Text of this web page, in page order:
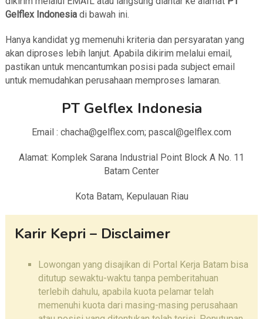
Gelflex Indonesia di bawah ini.
Hanya kandidat yg memenuhi kriteria dan persyaratan yang
akan diproses lebih lanjut. Apabila dikirim melalui email,
pastikan untuk mencantumkan posisi pada subject email
untuk memudahkan perusahaan memproses lamaran.
PT Gelflex Indonesia
Email : chacha@gelflex.com; pascal@gelflex.com
Alamat: Komplek Sarana Industrial Point Block A No. 11
Batam Center
Kota Batam, Kepulauan Riau
Karir Kepri – Disclaimer
Lowongan yang disajikan di Portal Kerja Batam bisa
ditutup sewaktu-waktu tanpa pemberitahuan
terlebih dahulu, apabila kuota pelamar telah
memenuhi kuota dari masing-masing perusahaan